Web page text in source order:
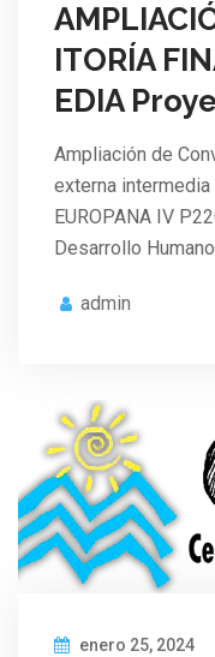
ITORÍA
EDIA
Ampliación de
externa
EUROPANA IV
Desarrollo
admin
enero 25, 2024